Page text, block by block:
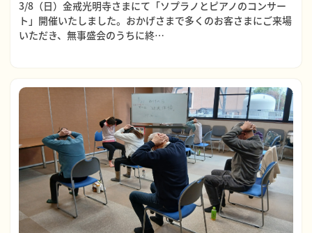
3/8（日）金戒光明寺さまにて「ソプラノとピアノのコンサー
ト」開催いたしました。おかげさまで多くのお客さまにご来場
いただき、無事盛会のうちに終…